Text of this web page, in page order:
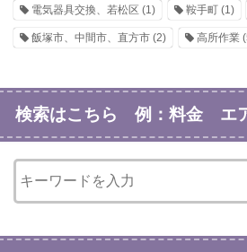
電気器具交換、若松区 (1) 鞍手町(1)
飯塚市、中間市、直方市 (2) 高所作業
検索はこちら 例：料金 エ